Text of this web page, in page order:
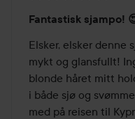
5
av
5
Fantastisk sjampo!
Elsker, elsker denne
mykt og glansfullt!
blonde håret mitt
i både sjø og
med på reisen til